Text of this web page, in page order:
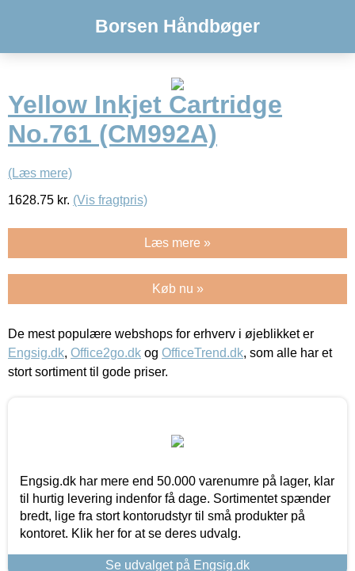
Borsen Håndbøger
Yellow Inkjet Cartridge
No.761 (CM992A)
(Læs mere)
1628.75 kr. (Vis fragtpris)
Læs mere »
Køb nu »
De mest populære webshops for erhverv i øjeblikket er
Engsig.dk, Office2go.dk og OfficeTrend.dk, som alle har et
stort sortiment til gode priser.
Engsig.dk har mere end 50.000 varenumre på lager, klar
til hurtig levering indenfor få dage. Sortimentet spænder
bredt, lige fra stort kontorudstyr til små produkter på
kontoret. Klik her for at se deres udvalg.
Se udvalget på Engsig.dk